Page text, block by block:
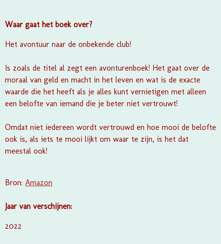
Waar gaat het boek over?
Het avontuur naar de onbekende club!
Is zoals de titel al zegt een avonturenboek! Het gaat over de
moraal van geld en macht in het leven en wat is de exacte
waarde die het heeft als je alles kunt vernietigen met alleen
een belofte van iemand die je beter niet vertrouwt!
Omdat niet iedereen wordt vertrouwd en hoe mooi de belofte
ook is, als iets te mooi lijkt om waar te zijn, is het dat
meestal ook!
Bron: Amazon
Jaar van verschijnen:
2022